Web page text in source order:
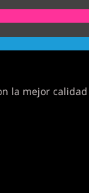
la mejor